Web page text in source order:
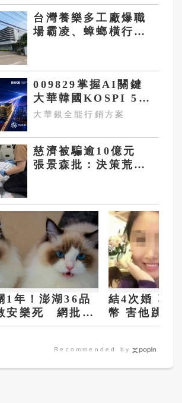
台灣養樂多工廠爆職
場霸凌、蟑螂橫行
009829掌握AI關鍵
大華韓國KOSPI 50
今強勢開募
大華銀全能行銷方案
慈濟被騙逾10億元
張景森批：決策荒
1年！澎湖36品
安樂死 網批：
法
結4次婚 勒
幣 害他跳樓
判12年
Recommended by